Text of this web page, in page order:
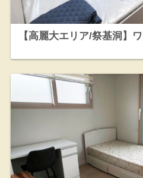
【高麗大エリア/祭基洞】